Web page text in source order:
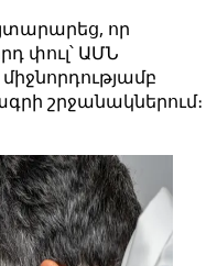
որ
փուլ՝ ԱՄՆ
շրջանակներում։